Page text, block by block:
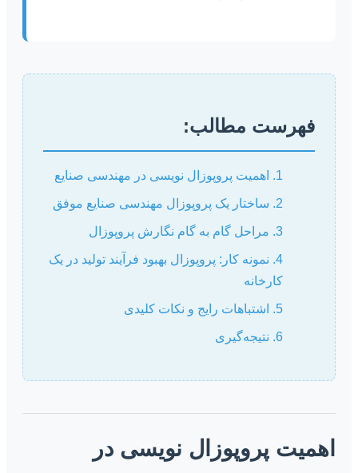
فهرست مطالب:
4. نمونه کار: پروپوزال بهبود فرآیند تولید در یک
کارخانه
اهمیت پروپوزال نویسی در